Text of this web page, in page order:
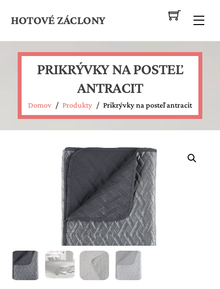
HOTOVÉ ZÁCLONY
PRIKRÝVKY NA POSTEĽ
ANTRACIT
Domov / Produkty / Prikrývky na posteľ antracit